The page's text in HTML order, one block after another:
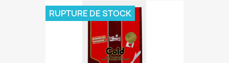
RUPTURE DE STOCK